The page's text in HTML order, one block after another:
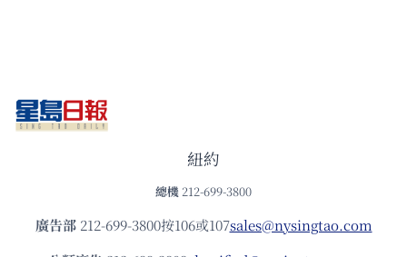
紐約
總機 212-699-3800
廣告部212-699-3800按106或107sales@nysingtao.com